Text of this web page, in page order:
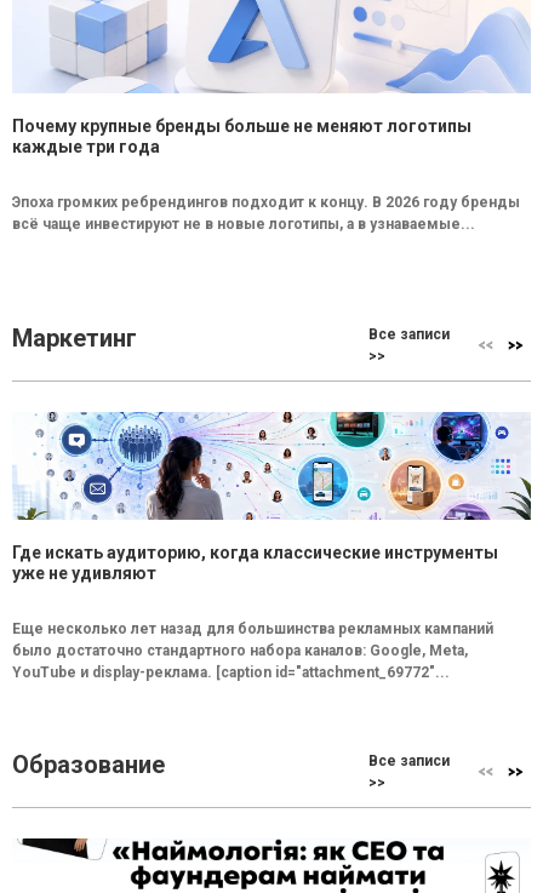
Почему крупные бренды больше не меняют логотипы
каждые три года
Эпоха громких ребрендингов подходит к концу. В 2026 году бренды
всё чаще инвестируют не в новые логотипы, а в узнаваемые...
Маркетинг
Все записи
>>
Где искать аудиторию, когда классические инструменты
уже не удивляют
Еще несколько лет назад для большинства рекламных кампаний
было достаточно стандартного набора каналов: Google, Meta,
YouTube и display-реклама. [caption id="attachment_69772"...
Образование
Все записи
>>